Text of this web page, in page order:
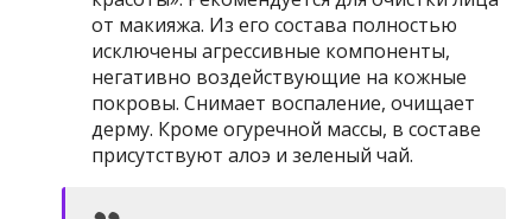
от макияжа. Из его состава полностью
исключены агрессивные компоненты,
негативно воздействующие на кожные
покровы. Снимает воспаление, очищает
дерму. Кроме огуречной массы, в составе
присутствуют алоэ и зеленый чай.